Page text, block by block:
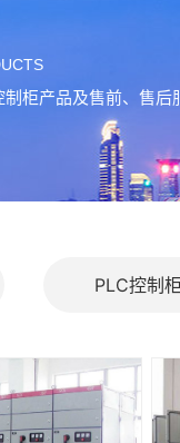
柜产品及售前、售后
PLC控制